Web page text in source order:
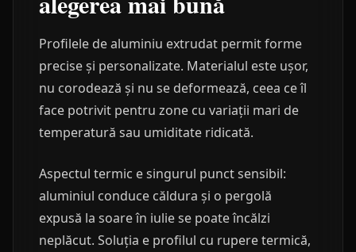
Profilele de aluminiu extrudat permit forme
precise și personalizate. Materialul este ușor,
nu corodează și nu se deformează, ceea ce îl
face potrivit pentru zone cu variații mari de
temperatură sau umiditate ridicată.
Aspectul termic e singurul punct sensibil:
aluminiul conduce căldura și o pergolă
expusă la soare în iulie se poate încălzi
neplăcut. Soluția e profilul cu rupere termică,